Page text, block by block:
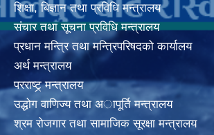
शिक्षा, बिज्ञान तथा प्रविधि मन्त्रालय
संचार तथा सूचना प्रविधि मन्त्रालय
प्रधान मन्त्रि तथा मन्त्रिपरिषदको कार्यालय
अर्थ मन्त्रालय
परराष्ट्र् मन्त्रालय
उद्धोग वाणिज्य तथा अापूर्ति मन्त्रालय
श्रम रोजगार तथा सामाजिक सूरक्षा मन्त्रालय